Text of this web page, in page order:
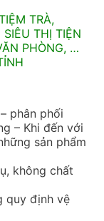
TRÀ,
THỊ TIỆN
PHÒNG, …
phân phối
– Khi đến với
sản phẩm
không chất
quy định vệ